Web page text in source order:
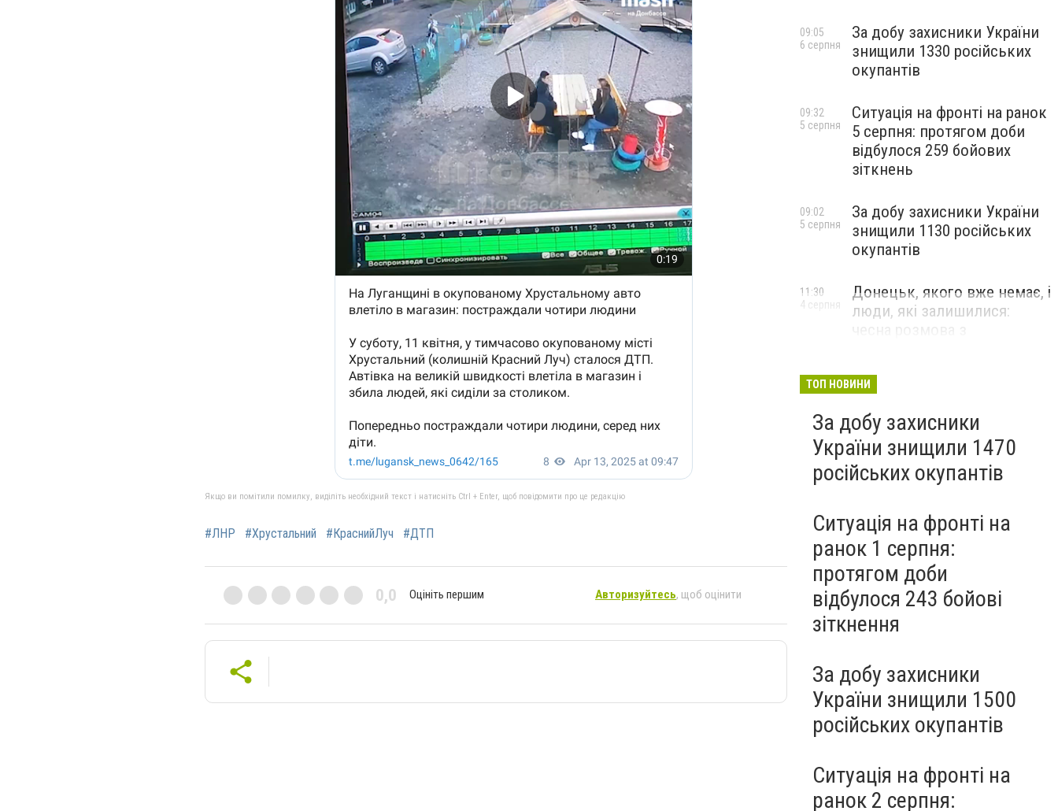
Якщо ви помітили помилку, виділіть необхідний текст і натисніть Ctrl + Enter, щоб повідомити про це редакцію
#ЛНР #Хрустальний #КраснийЛуч #ДТП
0,0 Оцініть першим Авторизуйтесь, щоб оцінити
За добу захисники України
знищили 1330 російських
окупантів
09:05
6 серпня
Ситуація на фронті на ранок
5 серпня: протягом доби
відбулося 259 бойових
зіткнень
09:32
5 серпня
За добу захисники України
знищили 1130 російських
окупантів
09:02
5 серпня
Донецьк, якого вже немає, і
люди, які залишилися:
11:30
4 серпня
ТОП НОВИНИ
За добу захисники
України знищили 1470
російських окупантів
Ситуація на фронті на
ранок 1 серпня:
протягом доби
відбулося 243 бойові
зіткнення
За добу захисники
України знищили 1500
російських окупантів
Ситуація на фронті на
ранок 2 серпня: